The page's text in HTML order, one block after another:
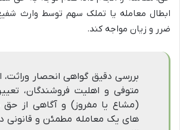
ابطال معامله یا تملک سهم توسط وارث
ضرر و زیان مواجه کند.
بررسی دقیق گواهی انحصار وراثت،
متوفی و اهلیت فروشندگان،
(مشاع یا مفروز) و آگاهی از حق
های یک معامله مطمئن و قانونی